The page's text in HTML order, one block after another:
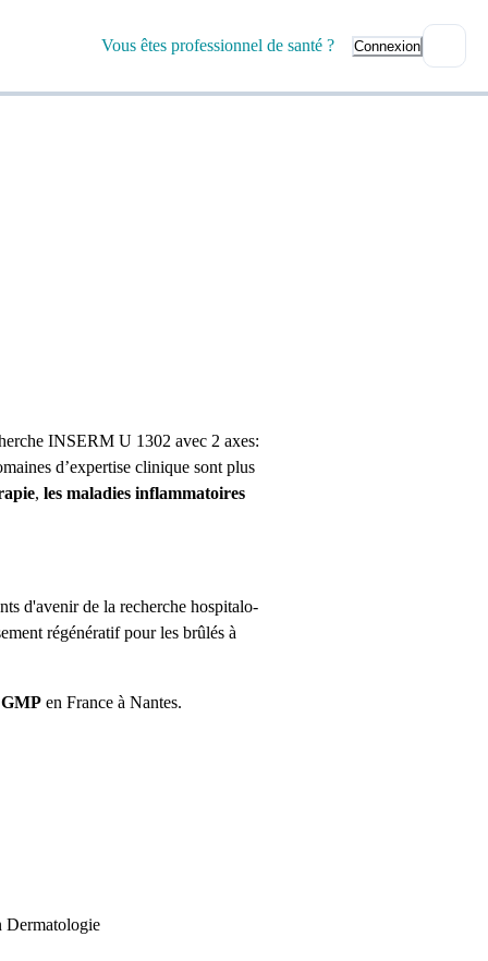
Vous êtes professionnel de santé ? Connexion
INSERM U 1302 avec 2 axes:
d’expertise clinique sont plus
, les maladies inflammatoires
d'avenir de la recherche hospitalo-
régénératif pour les brûlés à
en France à Nantes.
Dermatologie